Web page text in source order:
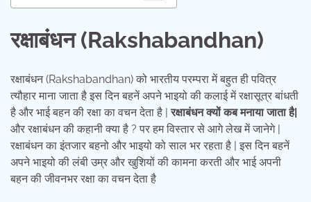
रक्षाबंधन (Rakshabandhan)
रक्षाबंधन (Rakshabandhan) को भारतीय परम्परा में बहुत ही पवित्र
त्यौहार माना जाता है इस दिन बहनें अपने भाइयो की कलाई में रक्षासूत्र बांधती
है और भाई बहन की रक्षा का वचन देता है |रक्षाबंधन क्यों कब मनाया जाता है|
और रक्षाबंधन की कहानी क्या है ? पर हम विस्तार से आगे लेख में जानेगे |
रक्षाबंधन का इंतजार बहनो और भाइयो को साल भर रहता है | इस दिन बहनें
अपने भाइयो की लंबी उम्र और खुशियों की कामना करती और भाई अपनी
बहन की जीवनभर रक्षा का वचन देता है